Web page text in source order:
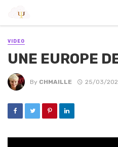
VIDEO
UNE EUROPE
By CHMAILLE 25/03/